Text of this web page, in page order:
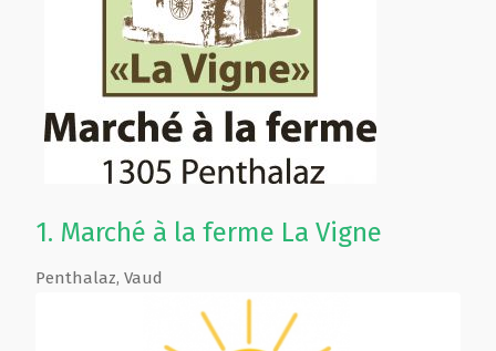
1. Marché à la ferme La Vigne
Penthalaz, Vaud